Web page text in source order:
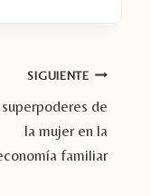
SIGUIENTE
de
la mujer en la
familiar